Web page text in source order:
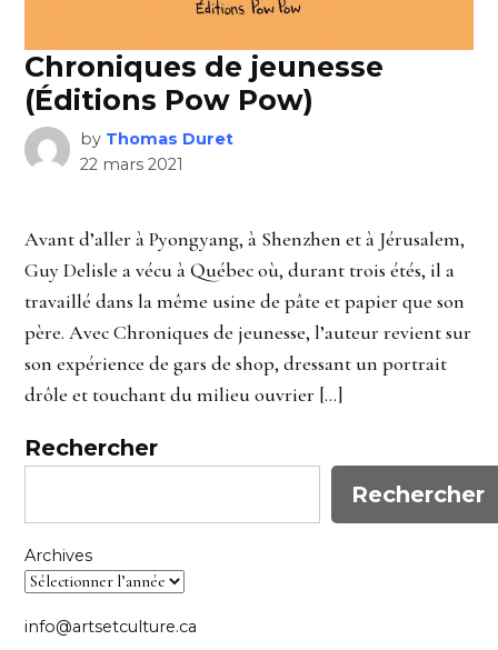
Chroniques de jeunesse
(Éditions Pow Pow)
by Thomas Duret
22 mars 2021
Avant d’aller à Pyongyang, à Shenzhen et à Jérusalem,
Guy Delisle a vécu à Québec où, durant trois étés, il a
travaillé dans la même usine de pâte et papier que son
père. Avec Chroniques de jeunesse, l’auteur revient sur
son expérience de gars de shop, dressant un portrait
drôle et touchant du milieu ouvrier […]
Rechercher
Rechercher
Archives
info@artsetculture.ca